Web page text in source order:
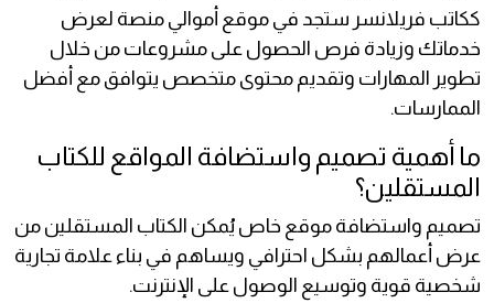
ككاتب فريلانسر ستجد في موقع أموالي منصة لعرض
خدماتك وزيادة فرص الحصول على مشروعات من خلال
تطوير المهارات وتقديم محتوى متخصص يتوافق مع أفضل
الممارسات.
ما أهمية تصميم واستضافة المواقع للكتاب
المستقلين؟
تصميم واستضافة موقع خاص يُمكن الكتاب المستقلين من
عرض أعمالهم بشكل احترافي ويساهم في بناء علامة تجارية
شخصية قوية وتوسيع الوصول على الإنترنت.